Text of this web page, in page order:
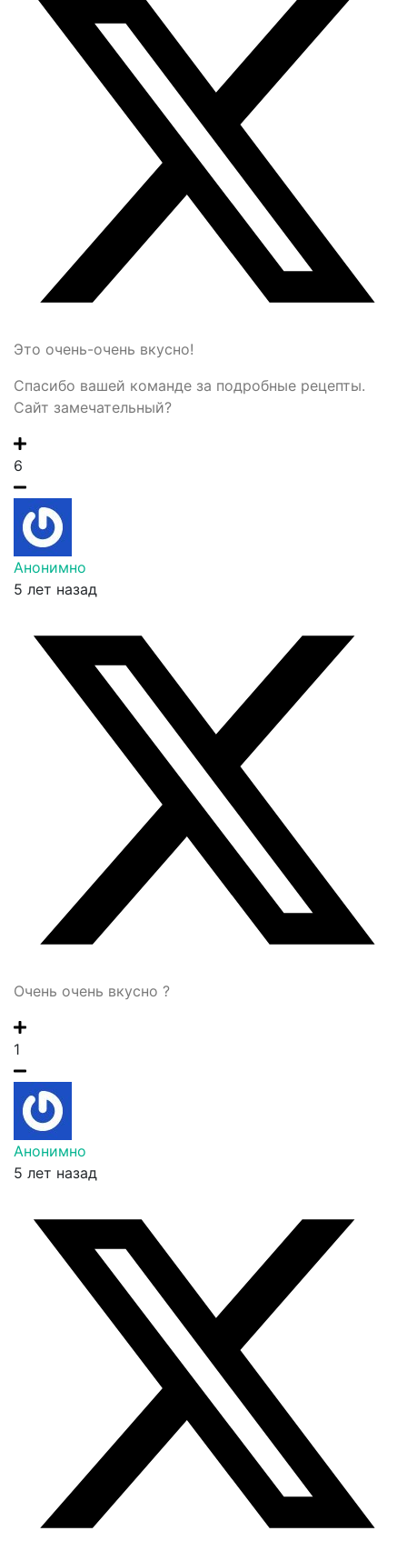
Это очень-очень вкусно!
Спасибо вашей команде за подробные рецепты.
Сайт замечательный?
6
Анонимно
5 лет назад
Очень очень вкусно ?
1
Анонимно
5 лет назад